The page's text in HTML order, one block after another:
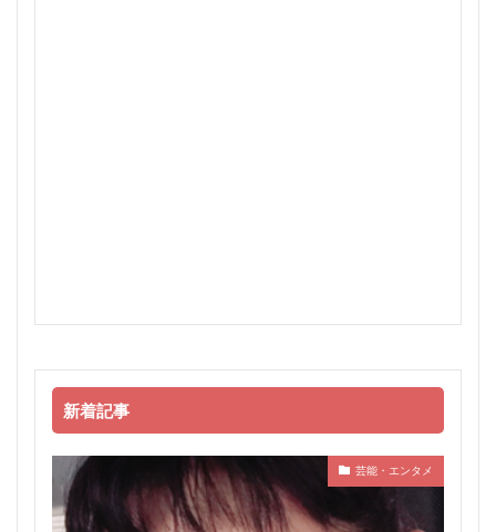
新着記事
芸能・エンタメ